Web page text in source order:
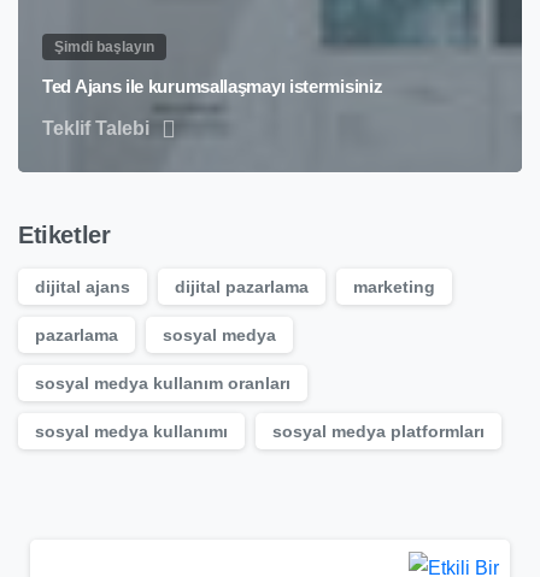
Şimdi başlayın
Ted Ajans ile kurumsallaşmayı istermisiniz
Teklif Talebi
Etiketler
dijital ajans dijital pazarlama marketing
pazarlama sosyal medya
sosyal medya kullanım oranları
sosyal medya kullanımı sosyal medya platformları